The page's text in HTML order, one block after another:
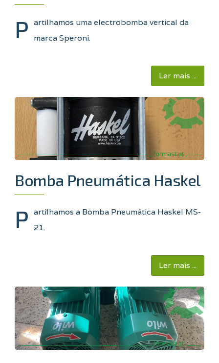
P artilhamos uma electrobomba vertical da
marca Speroni.
Ler mais ...
Bomba Pneumática Haskel
P artilhamos a Bomba Pneumática Haskel MS-
21.
Ler mais ...